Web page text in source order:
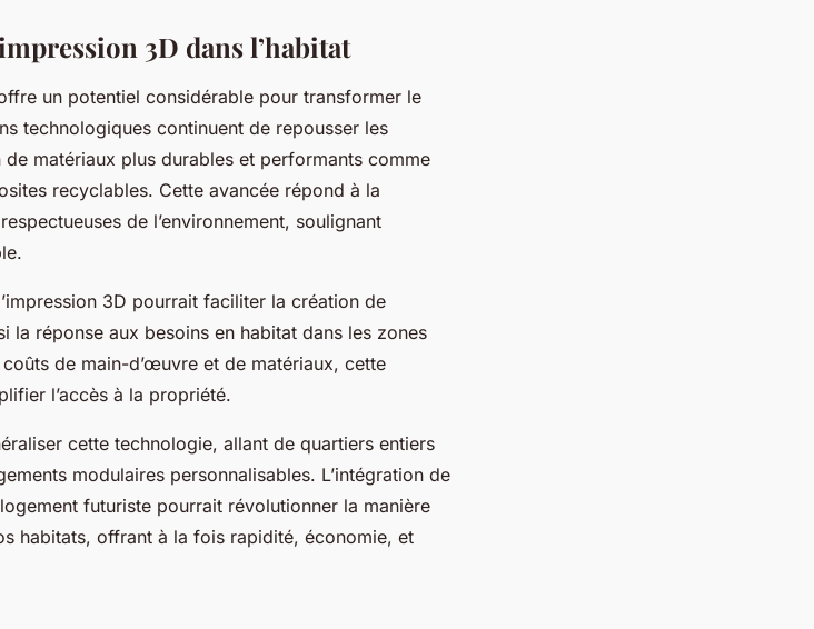
3D dans l’habitat
un potentiel considérable pour transformer le
technologiques continuent de repousser les
de matériaux plus durables et performants comme
recyclables. Cette avancée répond à la
de l’environnement, soulignant
3D pourrait faciliter la création de
la réponse aux besoins en habitat dans les zones
de main-d’œuvre et de matériaux, cette
l’accès à la propriété.
cette technologie, allant de quartiers entiers
modulaires personnalisables. L’intégration de
futuriste pourrait révolutionner la manière
habitats, offrant à la fois rapidité, économie, et